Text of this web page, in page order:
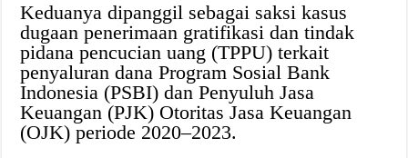
Keduanya dipanggil sebagai saksi kasus
dugaan penerimaan gratifikasi dan tindak
pidana pencucian uang (TPPU) terkait
penyaluran dana Program Sosial Bank
Indonesia (PSBI) dan Penyuluh Jasa
Keuangan (PJK) Otoritas Jasa Keuangan
(OJK) periode 2020–2023.